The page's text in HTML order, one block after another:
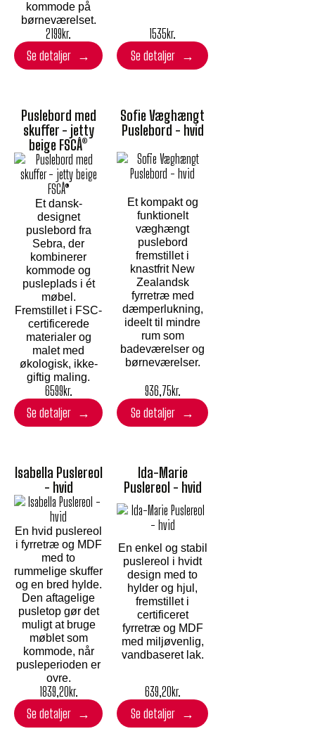
kommode på
børneværelset.
2199kr.
Se detaljer
1535kr.
Se detaljer
Puslebord med
skuffer - jetty
beige FSCÂ®
Et dansk-
designet
puslebord fra
Sebra, der
kombinerer
kommode og
pusleplads i ét
møbel.
Fremstillet i FSC-
certificerede
materialer og
malet med
økologisk, ikke-
giftig maling.
6599kr.
Se detaljer
Sofie Væghængt
Puslebord - hvid
Et kompakt og
funktionelt
væghængt
puslebord
fremstillet i
knastfrit New
Zealandsk
fyrretræ med
dæmperlukning,
ideelt til mindre
rum som
badeværelser og
børneværelser.
936,75kr.
Se detaljer
Isabella Puslereol
- hvid
En hvid puslereol
i fyrretræ og MDF
med to
rummelige skuffer
og en bred hylde.
Den aftagelige
pusletop gør det
muligt at bruge
møblet som
kommode, når
pusleperioden er
ovre.
1839,20kr.
Se detaljer
Ida-Marie
Puslereol - hvid
En enkel og stabil
puslereol i hvidt
design med to
hylder og hjul,
fremstillet i
certificeret
fyrretræ og MDF
med miljøvenlig,
vandbaseret lak.
639,20kr.
Se detaljer